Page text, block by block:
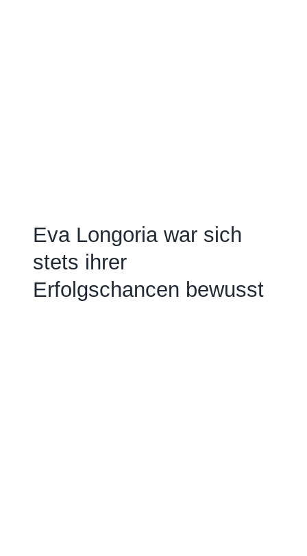
Eva Longoria war sich
stets ihrer
Erfolgschancen bewusst